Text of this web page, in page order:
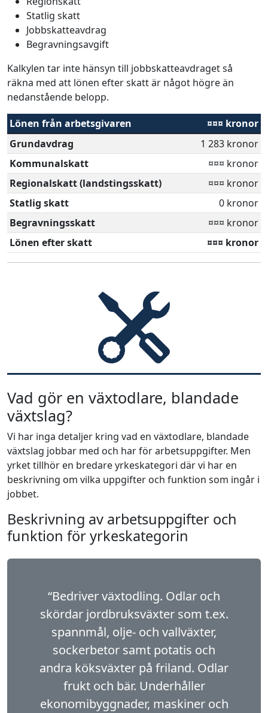
Statlig skatt
Jobbskatteavdrag
Begravningsavgift
Kalkylen tar inte hänsyn till jobbskatteavdraget så
räkna med att lönen efter skatt är något högre än
nedanstående belopp.
Lönen från arbetsgivaren
¤¤¤ kronor
Grundavdrag
1 283 kronor
Kommunalskatt
¤¤¤ kronor
Regionalskatt (landstingsskatt)
¤¤¤ kronor
Statlig skatt
0 kronor
Begravningsskatt
¤¤¤ kronor
Lönen efter skatt
¤¤¤ kronor
Vad gör en växtodlare, blandade
växtslag?
Vi har inga detaljer kring vad en växtodlare, blandade
växtslag jobbar med och har för arbetsuppgifter. Men
yrket tillhör en bredare yrkeskategori där vi har en
beskrivning om vilka uppgifter och funktion som ingår i
jobbet.
Beskrivning av arbetsuppgifter och
funktion för yrkeskategorin
“Bedriver växtodling. Odlar och
skördar jord­bruksväxter som t.ex.
spannmål, olje- och vallväxter,
sockerbetor samt potatis och
andra köksväxter på friland. Odlar
frukt och bär. Underhåller
ekonomibyggnader, maskiner och